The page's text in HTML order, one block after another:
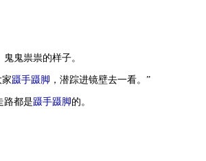
鬼祟祟的样子。
家蹑手蹑脚 ，潜踪进镜壁去一看。”
路都是蹑手蹑脚的。